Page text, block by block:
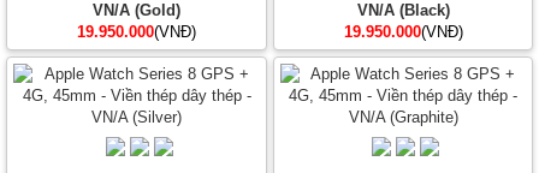
VN/A (Gold)
19.950.000(VNĐ)
VN/A (Black)
19.950.000(VNĐ)